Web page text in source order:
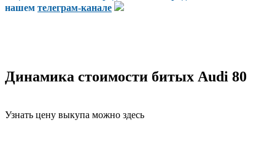
нашем телеграм-канале
Динамика стоимости битых Audi 80
Узнать цену выкупа можно здесь